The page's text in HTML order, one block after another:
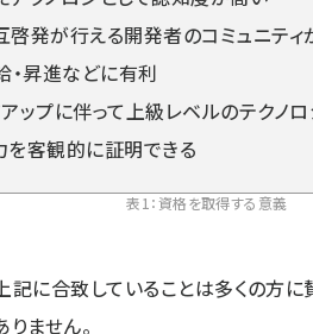
発が行える開発者のコミュニティ
・昇進などに有利
ップに伴って上級レベルのテクノ
客観的に証明できる
表1：資格を取得する意義
に合致していることは多くの方に
ません。